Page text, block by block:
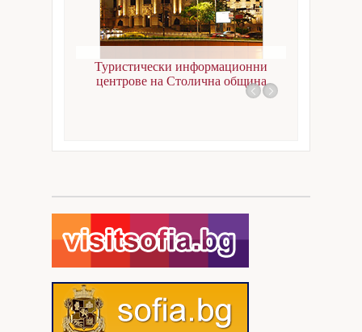
Документи за регистрация
Събития
ВъпросиСофия
Туристически информационни
центрове на Столична община